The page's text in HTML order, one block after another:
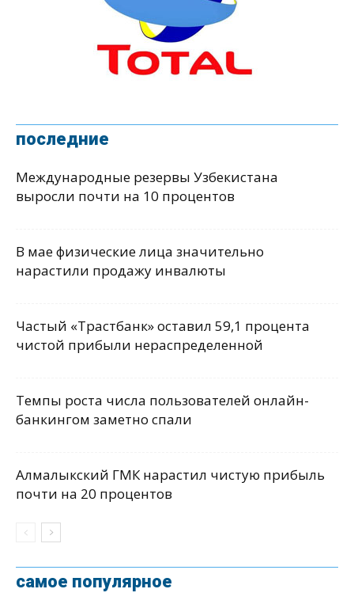
последние
Международные резервы Узбекистана
выросли почти на 10 процентов
В мае физические лица значительно
нарастили продажу инвалюты
Частый «Трастбанк» оставил 59,1 процента
чистой прибыли нераспределенной
Темпы роста числа пользователей онлайн-
банкингом заметно спали
Алмалыкский ГМК нарастил чистую прибыль
почти на 20 процентов
самое популярное